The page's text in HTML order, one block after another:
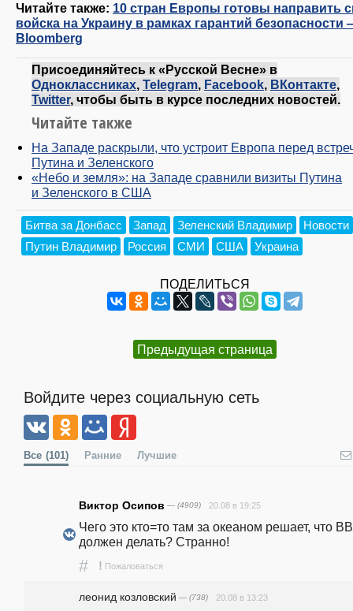
Читайте также: 10 стран Европы готовы направить
войска на Украину в рамках гарантий безопасности
Bloomberg
Присоединяйтесь к «Русской Весне» в
Одноклассниках, Telegram, Facebook, ВКонтакте,
Twitter, чтобы быть в курсе последних новостей.
Читайте также
На Западе раскрыли, что устроит Европа перед
Путина и Зеленского
«Небо и земля»: на Западе сравнили визиты Путина
и Зеленского в США
Битва за Донбасс Запад Зеленский Владимир
Новости
Путин Владимир
Россия СМИ США Украина
ПОДЕЛИТЬСЯ
Предыдущая страница
Войдите через социальную сеть
Все (101) Ранние Лучшие
Виктор Осипов — (4909) 20.08 в 19:25
Чего это кто=то там за океаном решает, что
должен делать? Странно!
# ! Пожаловаться
леонид козловский — (738) 20.08 в 13:23